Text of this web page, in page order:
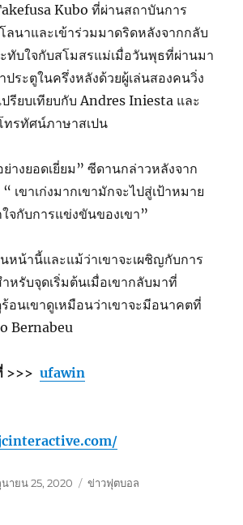
Kubo ที่ผ่านสถาบันการ
ลนาและเข้าร่วมมาดริดหลังจากกลับ
ทับใจกับสโมสรแม่เมื่อวันพุธที่ผ่านมา
ประตูในครึ่งหลังด้วยผู้เล่นสองคนวิ่ง
รียบเทียบกับ Andres Iniesta และ
ทรทัศน์ภาษาสเปน
ย่างยอดเยี่ยม” ซีดานกล่าวหลังจาก
เขาเก่งมากเขามักจะไปสู่เป้าหมาย
จกับการแข่งขันของเขา”
หน้านี้และแม้ว่าเขาจะเผชิญกับการ
หรับจุดเริ่มต้นเมื่อเขากลับมาที่
อนเขาดูเหมือนว่าเขาจะมีอนาคตที่
Bernabeu
>>>ufawin
น
ายน 25, 2020
หมวด
ข่าวฟุตบอล